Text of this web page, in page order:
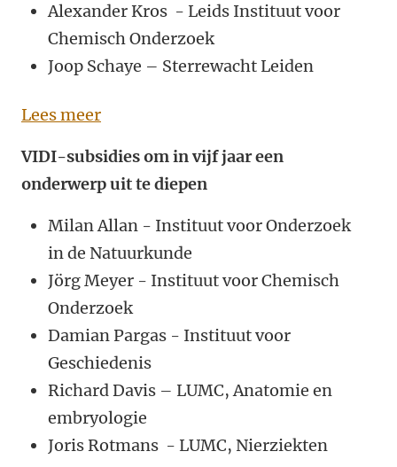
Alexander Kros - Leids Instituut voor
Chemisch Onderzoek
Joop Schaye – Sterrewacht Leiden
Lees meer
VIDI-subsidies om in vijf jaar een
onderwerp uit te diepen
Milan Allan - Instituut voor Onderzoek
in de Natuurkunde
Jörg Meyer - Instituut voor Chemisch
Onderzoek
Damian Pargas - Instituut voor
Geschiedenis
Richard Davis – LUMC, Anatomie en
embryologie
Joris Rotmans - LUMC, Nierziekten